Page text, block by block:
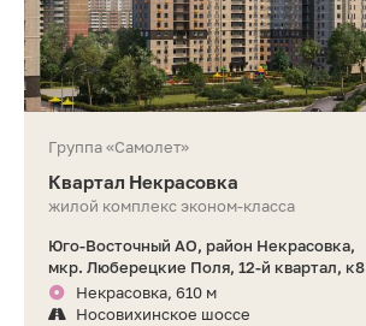
Группа «Самолет»
Квартал Некрасовка
жилой комплекс эконом-класса
Юго-Восточный АО, район Некрасовка,
мкр. Люберецкие Поля, 12-й квартал, к8
Некрасовка, 610 м
Носовихинское шоссе